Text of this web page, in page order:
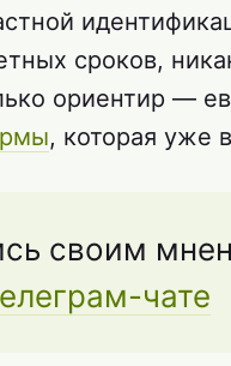
сроков,
ориентир —
, которая уже
своим
чате